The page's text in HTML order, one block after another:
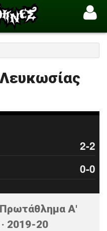
2-2
0-0
Πρωτάθλημα Α'
2019-20